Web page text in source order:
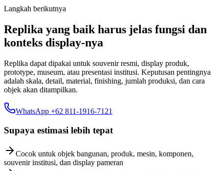
Langkah berikutnya
Replika yang baik harus jelas fungsi dan
konteks display-nya
Replika dapat dipakai untuk souvenir resmi, display produk,
prototype, museum, atau presentasi institusi. Keputusan pentingnya
adalah skala, detail, material, finishing, jumlah produksi, dan cara
objek akan ditampilkan.
WhatsApp +62 811-1916-7121
Supaya estimasi lebih tepat
Cocok untuk objek bangunan, produk, mesin, komponen,
souvenir institusi, dan display pameran